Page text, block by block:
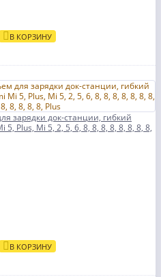
В КОРЗИНУ
зарядки док-станции, гибкий
Plus, Mi 5, 2, 5, 6, 8, 8, 8, 8, 8, 8, 8, 8,
В КОРЗИНУ